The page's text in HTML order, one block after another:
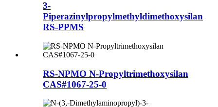
3-
Piperazinylpropylmethyldimethoxysilan
RS-PPMS
RS-NPMO N-Propyltrimethoxysilan
CAS#1067-25-0